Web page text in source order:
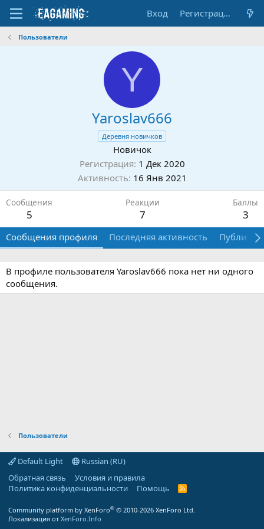
Вход Регистрация
Пользователи
Y
Yaroslav666
Деревня новичков
Новичок
Регистрация 1 Дек 2020
Активность 16 Янв 2021
Сообщения
5
Реакции
7
Баллы
3
Сообщения профиля Последняя активность
В профиле пользователя Yaroslav666 пока нет ни одного
сообщения.
Пользователи
Default Light
Russian (RU)
Обратная связь
Условия и правила
Политика конфиденциальности
Помощь
R
Community platform by XenForo® © 2010-2026 XenForo Ltd.
Локализация от XenForo.Info